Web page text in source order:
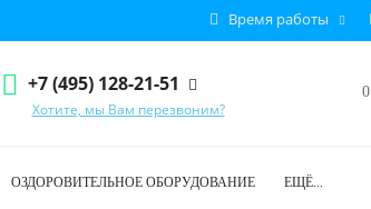
Время работы
+7 (495) 128-21-51
Хотите, мы Вам перезвоним?
ОЗДОРОВИТЕЛЬНОЕ ОБОРУДОВАНИЕ ЕЩЁ...